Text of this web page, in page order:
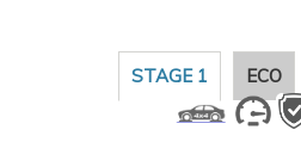
STAGE 1 ECO